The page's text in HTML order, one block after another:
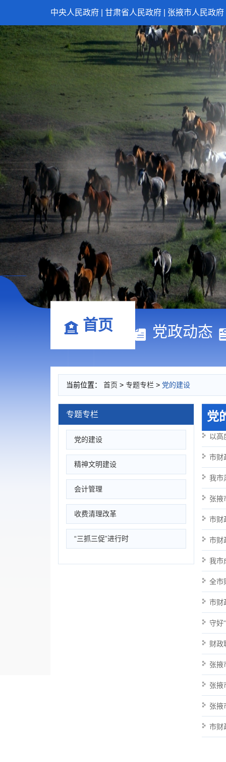
中央人民政府 甘肃省人民政府 张掖市人民政府
首页 党政动态
当前位置： 首页 > 专题专栏 > 党的建设
专题专栏
党的建设
精神文明建设
会计管理
收费清理改革
“三抓三促”进行时
党
以
市财
我市
张掖
市财
市财
我市
全市
市财
守好
财政
张掖
张掖
张掖
市财